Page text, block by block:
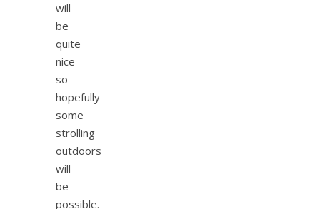
will
be
quite
nice
so
hopefully
some
strolling
outdoors
will
be
possible.